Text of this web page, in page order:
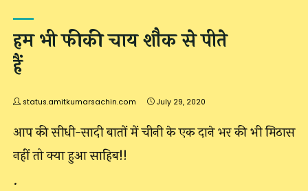
हम भी फीकी चाय शौक से पीते
हैं
status.amitkumarsachin.com July 29, 2020
आप की सीधी-सादी बातों में चीनी के एक दाने भर की भी मिठास
नहीं तो क्या हुआ साहिब!!
.